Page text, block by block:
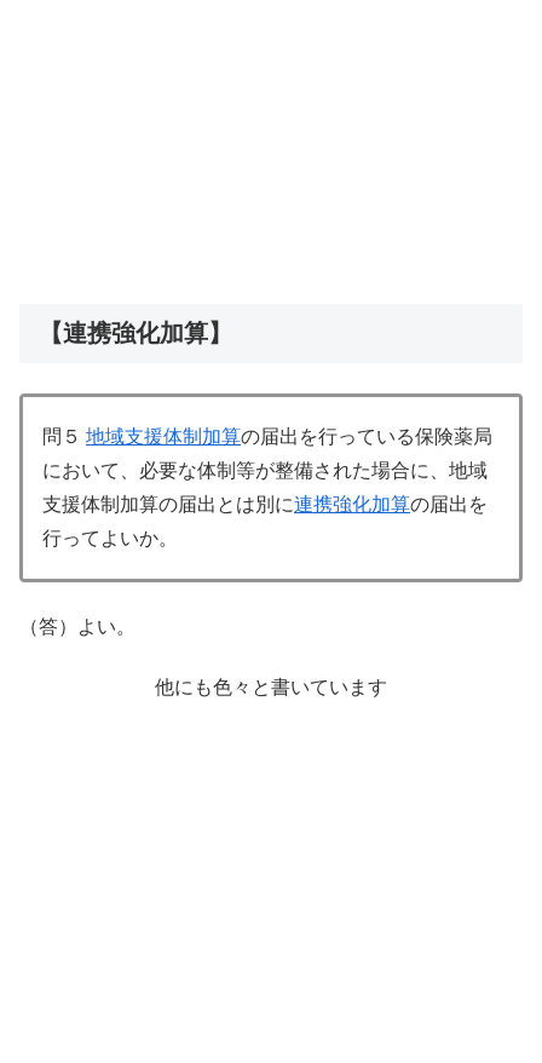
【連携強化加算】
問５ 地域支援体制加算の届出を行っている保険薬局
において、必要な体制等が整備された場合に、地域
支援体制加算の届出とは別に連携強化加算の届出を
行ってよいか。
（答）よい。
他にも色々と書いています